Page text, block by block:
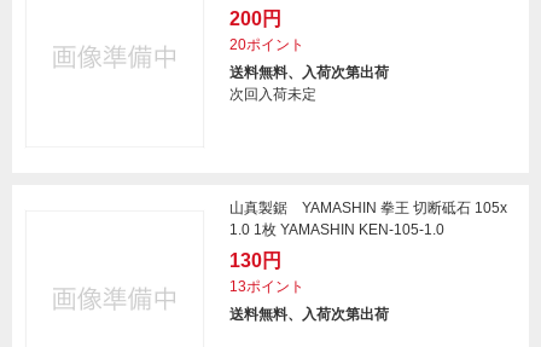
200円
20ポイント
送料無料、入荷次第出荷
次回入荷未定
山真製鋸 YAMASHIN 拳王 切断砥石 105x
1.0 1枚 YAMASHIN KEN-105-1.0
130円
13ポイント
送料無料、入荷次第出荷